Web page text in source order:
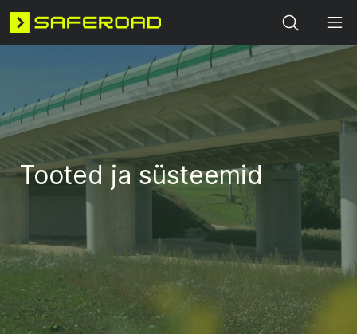
Search
Tooted ja süsteemid